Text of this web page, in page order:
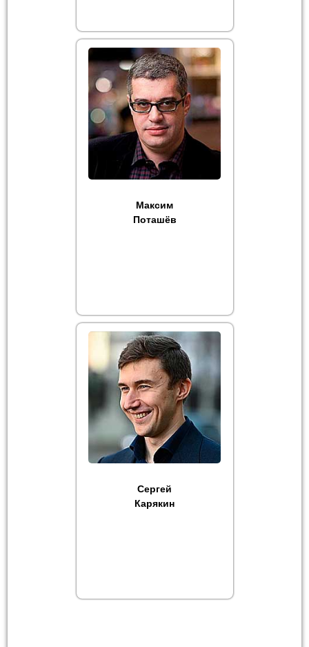
Максим
Поташёв
Сергей
Карякин